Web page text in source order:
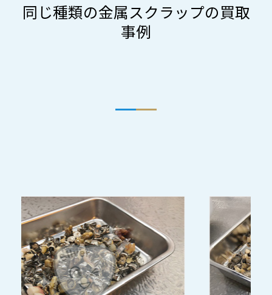
同じ種類の金属スクラップの買取
事例